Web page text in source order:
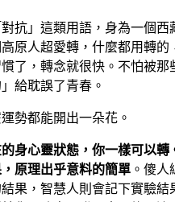
抗」這類用語，身為一個西
原人超愛轉，什麼都用轉的
了，轉念就很快。不怕被那
給耽誤了青春。
勢都能開出一朵花。
身心靈狀態，你一樣可以轉
原理出乎意料的簡單 。傻人
果，智慧人則會記下實驗結